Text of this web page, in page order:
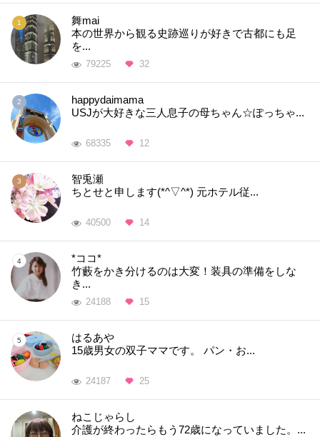
舞mai
本の世界から観る史跡巡りが好きで古都にも足
を...
79225 32
happydaimama
USJが大好きな三人息子の母ちゃん☆ぽっちゃ...
68335 12
智兎瀬
ちとせと申します(*^▽^*) 元ホテル従...
40500 14
*ココ*
竹藪をかき分けるのは大変！装具の準備をしな
き...
24188 15
はるあや
15歳男女の双子ママです。 パン・お...
24187 25
ねこじゃらし
介護が終わったらもう72歳になっていました。...